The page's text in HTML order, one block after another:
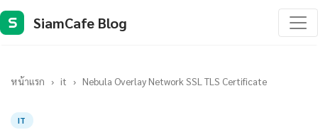
S SiamCafe Blog
หน้าแรก › it › Nebula Overlay Network SSL TLS Certificate
IT